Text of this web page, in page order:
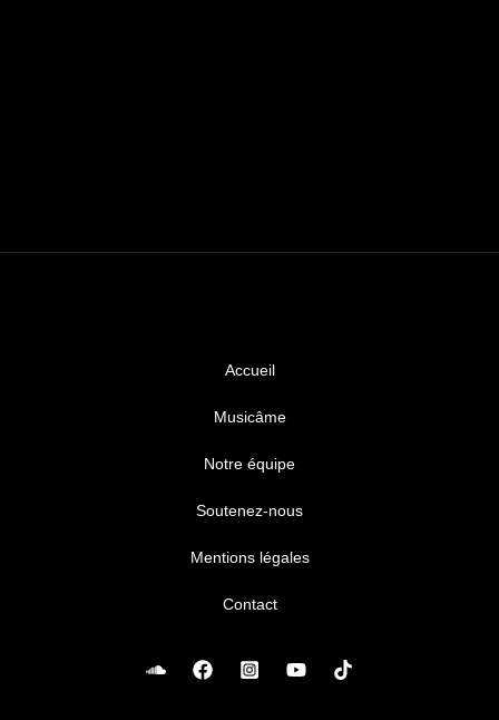
Accueil
Musicâme
Notre équipe
Soutenez-nous
Mentions légales
Contact